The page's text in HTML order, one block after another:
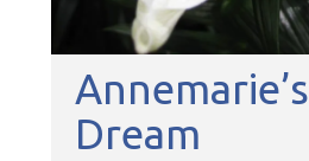
Annemarie’s
Dream